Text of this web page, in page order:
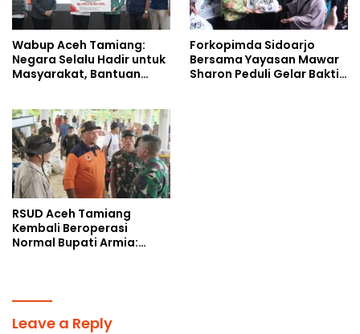
Wabup Aceh Tamiang:
Negara Selalu Hadir untuk
Masyarakat, Bantuan
Forkopimda Sidoarjo
Bersama Yayasan Mawar
Sharon Peduli Gelar Bakti
RSUD Aceh Tamiang
Kembali Beroperasi
Normal Bupati Armia:
Leave a Reply